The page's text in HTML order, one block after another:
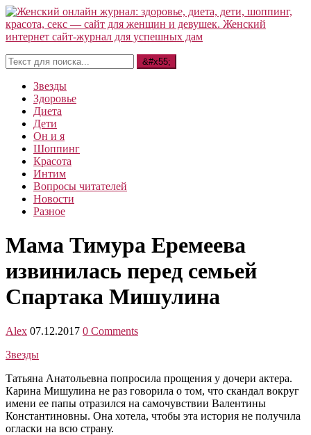
Звезды
Здоровье
Диета
Дети
Он и я
Шоппинг
Красота
Интим
Вопросы читателей
Новости
Разное
Мама Тимура Еремеева
извинилась перед семьей
Спартака Мишулина
Alex 07.12.2017 0 Comments
Звезды
Татьяна Анатольевна попросила прощения у дочери актера.
Карина Мишулина не раз говорила о том, что скандал вокруг
имени ее папы отразился на самочувствии Валентины
Константиновны. Она хотела, чтобы эта история не получила
огласки на всю страну.